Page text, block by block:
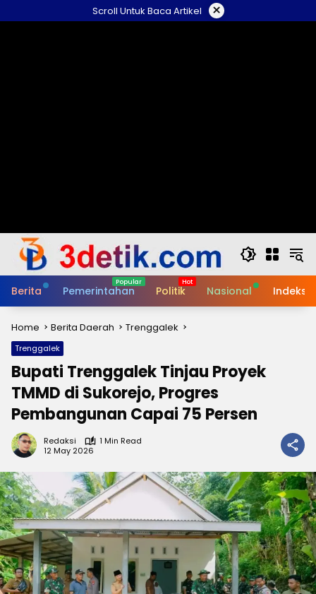
to
Scroll Untuk Baca Artikel ×
Berita Pemerintahan Politik Nasional Indeks
Home Berita Daerah Trenggalek
Trenggalek
Bupati Trenggalek Tinjau Proyek
TMMD di Sukorejo, Progres
Pembangunan Capai 75 Persen
Redaksi
1 Min Read
12 May 2026